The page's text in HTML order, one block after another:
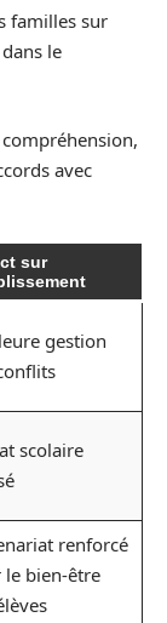
familles sur
le
avec
sur
gestion
scolaire
renforcé
le bien-être